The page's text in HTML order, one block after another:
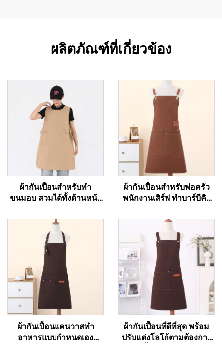
ผลิตภัณฑ์ที่เกี่ยวข้อง
ผ้ากันเปื้อนสำหรับทำ
ขนมอบ สวมได้ทั้งด้านหน้า
สำหรับเชฟ พร้อมโลโก้ตาม
สั่ง ผ้ากันเปื้อนสไตล์ญี่ปุ่น
สำหรับทำอาหาร
ผ้ากันเปื้อนสำหรับพ่อครัว
พนักงานเสิร์ฟ ทำบาร์บีคิว
ตามสั่ง มี 2 ช่องกระเป๋า
ผ้ากันเปื้อนแคนวาสทำ
อาหารแบบกำหนดเอง
ผ้ากันเปื้อนที่ดีที่สุด พร้อม
ปรับแต่งโลโก้ตามต้องการ